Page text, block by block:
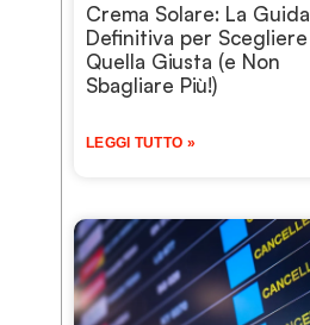
Crema Solare: La Guida
Definitiva per Scegliere
Quella Giusta (e Non
Sbagliare Più!)
LEGGI TUTTO »